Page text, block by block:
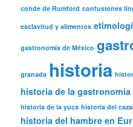
conde de Rumford confusiones
esclavitud y alimentos
gastronomía de México
granada historia
historia de la gastronomia
historia de la yuca historia del
historia del hambre en